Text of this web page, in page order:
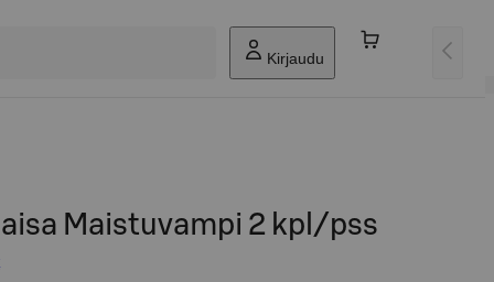
Kirjaudu
Maistuvampi 2 kpl/pss